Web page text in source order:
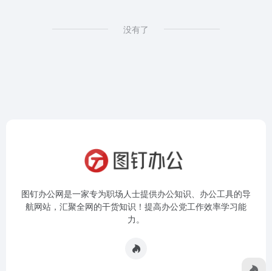
没有了
图钉办公网是一家专为职场人士提供办公知识、办公工具的导
航网站，汇聚全网的干货知识！提高办公党工作效率学习能
力。